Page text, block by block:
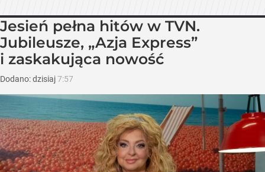
Jesień pełna hitów w TVN.
Jubileusze, „Azja Express”
i zaskakująca nowość
Dodano:dzisiaj7:57